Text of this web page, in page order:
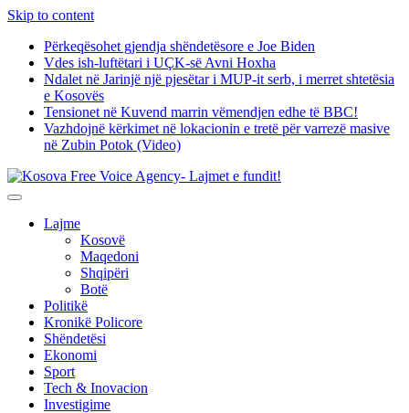
Skip to content
Përkeqësohet gjendja shëndetësore e Joe Biden
Vdes ish-luftëtari i UÇK-së Avni Hoxha
Ndalet në Jarinjë një pjesëtar i MUP-it serb, i merret shtetësia
e Kosovës
Tensionet në Kuvend marrin vëmendjen edhe të BBC!
Vazhdojnë kërkimet në lokacionin e tretë për varrezë masive
në Zubin Potok (Video)
Lajme
Kosovë
Maqedoni
Shqipëri
Botë
Politikë
Kronikë Policore
Shëndetësi
Ekonomi
Sport
Tech & Inovacion
Investigime